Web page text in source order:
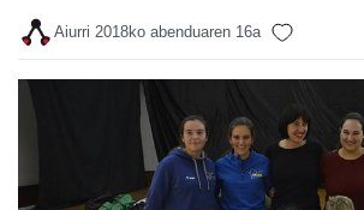
Aiurri 2018ko abenduaren 16a